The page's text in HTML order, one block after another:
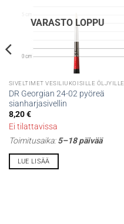
VARASTO LOPPU
SIVELTIMET VESILIUKOISILLE ÖLJYILLE
DR Georgian 24-02 pyöreä
sianharjasivellin
8,20€
Ei tilattavissa
Toimitusaika:5–18 päivää
LUE LISÄÄ